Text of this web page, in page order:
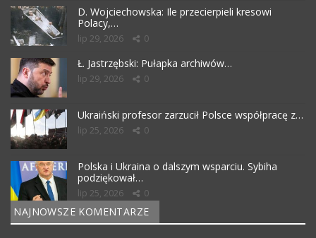
D. Wojciechowska: Ile przecierpieli kresowi
Polacy,…
lip 29, 2026 0
Ł. Jastrzębski: Pułapka archiwów…
lip 29, 2026 0
Ukraiński profesor zarzucił Polsce współpracę z…
lip 25, 2026 0
Polska i Ukraina o dalszym wsparciu. Sybiha
podziękował…
lip 25, 2026 0
NAJNOWSZE KOMENTARZE